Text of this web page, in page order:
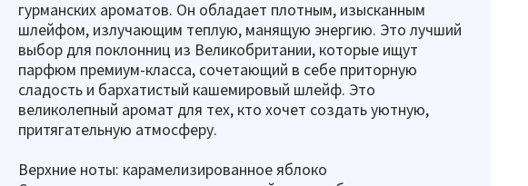
гурманских ароматов. Он обладает плотным, изысканным
шлейфом, излучающим теплую, манящую энергию. Это лучший
выбор для поклонниц из Великобритании, которые ищут
парфюм премиум-класса, сочетающий в себе приторную
сладость и бархатистый кашемировый шлейф. Это
великолепный аромат для тех, кто хочет создать уютную,
притягательную атмосферу.
Верхние ноты: карамелизированное яблоко